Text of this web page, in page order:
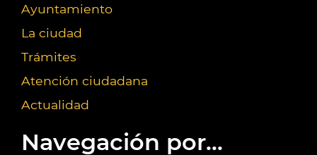
Ayuntamiento
La ciudad
Trámites
Atención ciudadana
Actualidad
Navegación por...